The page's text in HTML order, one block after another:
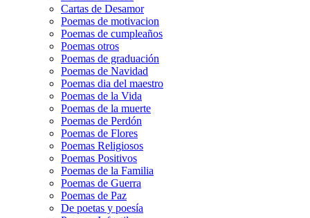
Cartas de Desamor
Poemas de motivacion
Poemas de cumpleaños
Poemas otros
Poemas de graduación
Poemas de Navidad
Poemas dia del maestro
Poemas de la Vida
Poemas de la muerte
Poemas de Perdón
Poemas de Flores
Poemas Religiosos
Poemas Positivos
Poemas de la Familia
Poemas de Guerra
Poemas de Paz
De poetas y poesía